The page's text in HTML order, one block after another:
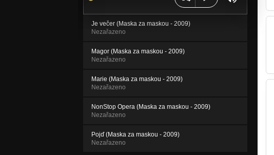
Je večer (Maska za maskou - 2009)
Nezařazeno
Magor (Maska za maskou - 2009)
Nezařazeno
Marie (Maska za maskou - 2009)
Nezařazeno
NonStop Opera (Maska za maskou - 2009)
Nezařazeno
Pojď (Maska za maskou - 2009)
Nezařazeno